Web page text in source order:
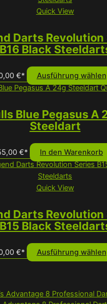
Quick View
Darts Revolution
B16 Black
€* Ausführung wählen
Blue Pegasus A
Steeldart
€* In den Warenkorb
Quick View
Darts Revolution
B15 Black
€* Ausführung wählen